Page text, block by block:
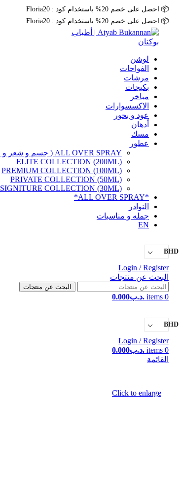
📦 احصل على خصم 20% باستخدام كود : Floria20
📦 احصل على خصم 20% باستخدام كود : Floria20
لوشن
الفواحات
مرشات
بكيجات
مباخر
الاكسسوارات
عود و بخور
أدهان
مسك
عطور
ALL OVER SPRAY ( جسم و شعر و ملابس)
ELITE COLLECTION (200ML)
PREMIUM COLLECTION (100ML)
PRIVATE COLLECTION (50ML)
SIGNITURE COLLECTION (30ML)
*ALL OVER SPRAY*
النوادر
جمله و مناسبات
EN
BHD
Login / Register
البحث عن منتجات
البحث عن منتجات
0
items .د.ب0.000
BHD
Login / Register
0
items .د.ب0.000
القائمة
Click to enlarge